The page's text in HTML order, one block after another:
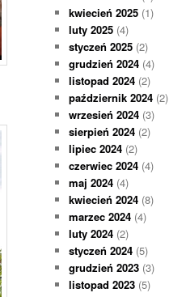
kwiecień 2025 (1)
luty 2025 (4)
styczeń 2025 (2)
grudzień 2024 (4)
listopad 2024 (2)
październik 2024 (2)
wrzesień 2024 (3)
sierpień 2024 (2)
lipiec 2024 (2)
czerwiec 2024 (4)
maj 2024 (4)
kwiecień 2024 (8)
marzec 2024 (4)
luty 2024 (2)
styczeń 2024 (5)
grudzień 2023 (3)
listopad 2023 (5)